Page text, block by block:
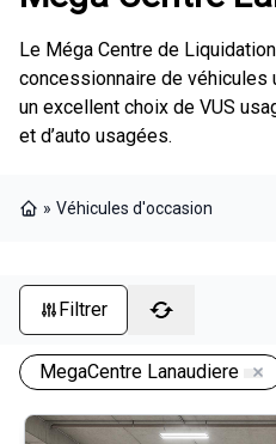
Le Méga Centre de
concessionnaire de véhicules
un excellent choix de VUS
et d’auto usagées.
» Véhicules d'occasion
Filtrer
MegaCentre Lanaudiere